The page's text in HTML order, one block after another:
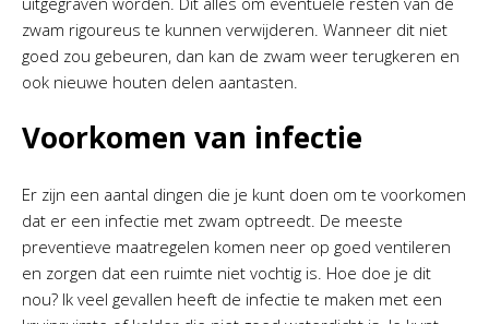
zwam rigoureus te kunnen verwijderen. Wanneer dit niet
goed zou gebeuren, dan kan de zwam weer terugkeren en
ook nieuwe houten delen aantasten.
Voorkomen van infectie
Er zijn een aantal dingen die je kunt doen om te voorkomen
dat er een infectie met zwam optreedt. De meeste
preventieve maatregelen komen neer op goed ventileren
en zorgen dat een ruimte niet vochtig is. Hoe doe je dit
nou? Ik veel gevallen heeft de infectie te maken met een